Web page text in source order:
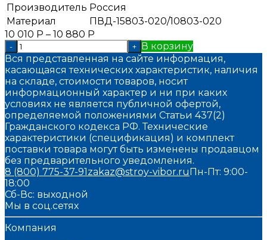
Производитель Россия
Материал
ПВД-15803-020/10803-020
10 010 Р – 10 880 Р
- + В корзину
Вся представленная на сайте информация,
касающаяся технических характеристик, наличия
на складе, стоимости товаров, носит
информационный характер и ни при каких
условиях не является публичной офертой,
определяемой положениями Статьи 437(2)
Гражданского кодекса РФ. Технические
характеристики (спецификация) и комплект
поставки товара могут быть изменены продавцом
без предварительного уведомления.
8 (800) 775-37-91zakaz@stroy-vibor.ruПн-Пт: 9:00-
18:00
Сб-Вс: выходной
Мы в соц.сетях
Компания